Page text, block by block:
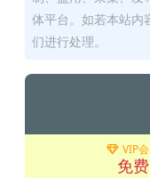
体平台。如若本站内
们进行处理。
VIP
免费